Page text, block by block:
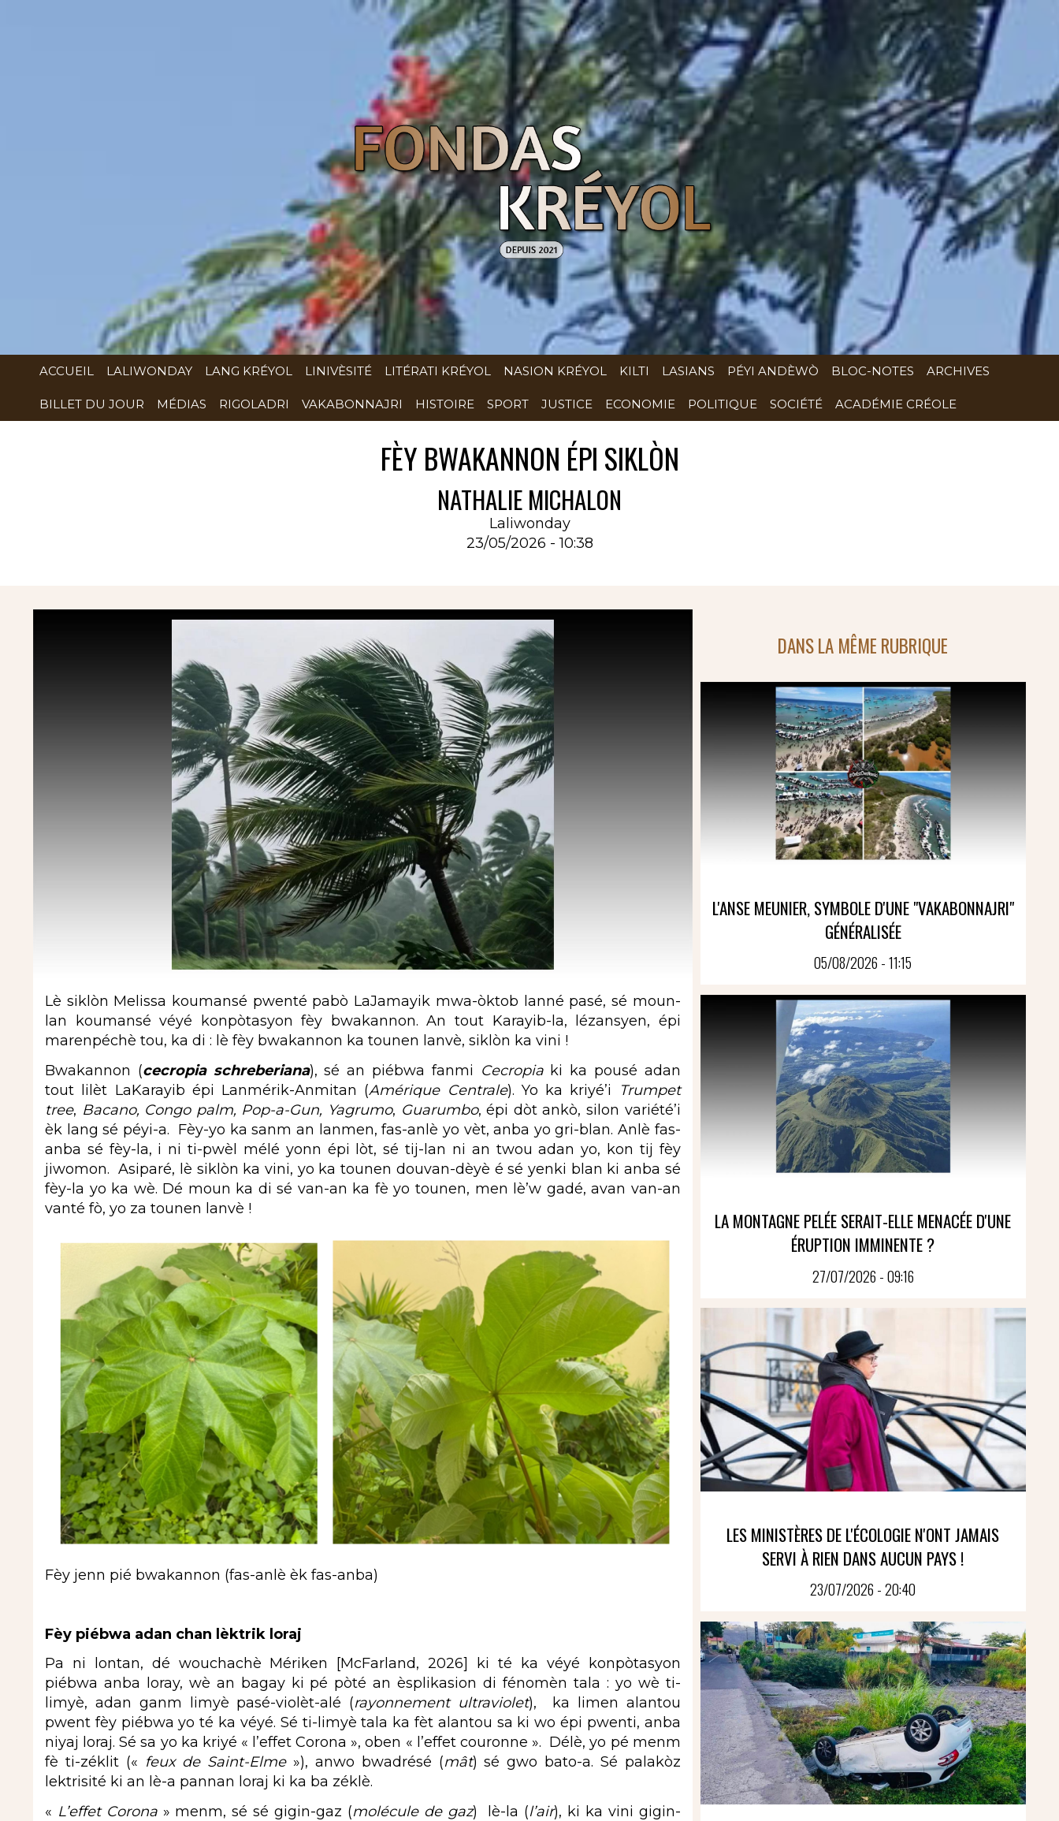
ACCUEIL LALIWONDAY LANG KRÉYOL LINIVÈSITÉ LITÉRATI KRÉYOL NASION KRÉYOL KILTI LASIANS PÉYI ANDÈWÒ BLOC-NOTES ARCHIVES
BILLET DU JOUR MÉDIAS RIGOLADRI VAKABONNAJRI HISTOIRE SPORT JUSTICE ECONOMIE POLITIQUE SOCIÉTÉ ACADÉMIE CRÉOLE
FÈY BWAKANNON ÉPI SIKLÒN
NATHALIE MICHALON
Laliwonday
23/05/2026 - 10:38
Lè siklòn Melissa koumansé pwenté pabò LaJamayik mwa-òktob lanné pasé, sé moun-
lan koumansé véyé konpòtasyon fèy bwakannon. An tout Karayib-la, lézansyen, épi
marenpéchè tou, ka di : lè fèy bwakannon ka tounen lanvè, siklòn ka vini !
Bwakannon (cecropia schreberiana), sé an piébwa fanmi Cecropiaki ka pousé adan
tout lilèt LaKarayib épi Lanmérik-Anmitan (Amérique Centrale). Yo ka kriyé’i
Trumpet
tree, Bacano, Congo palm, Pop-a-Gun, Yagrumo, Guarumbo, épi dòt ankò, silon variété’i
èk lang sé péyi-a. Fèy-yo ka sanm an lanmen, fas-anlè yo vèt, anba yo gri-blan. Anlè fas-
anba sé fèy-la, i ni ti-pwèl mélé yonn épi lòt, sé tij-lan ni an twou adan yo, kon tij fèy
jiwomon. Asiparé, lè siklòn ka vini, yo ka tounen douvan-dèyè é sé yenki blan ki anba sé
fèy-la yo ka wè. Dé moun ka di sé van-an ka fè yo tounen, men lè’w gadé, avan van-an
vanté fò, yo za tounen lanvè !
Fèy jenn pié bwakannon (fas-anlè èk fas-anba)
Fèy piébwa adan chan lèktrik loraj
Pa ni lontan, dé wouchachè Mériken [McFarland, 2026] ki té ka véyé konpòtasyon
piébwa anba loray, wè an bagay ki pé pòté an èsplikasion di fénomèn tala : yo wè ti-
limyè, adan ganm limyè pasé-violèt-alé (rayonnement ultraviolet), ka limen alantou
pwent fèy piébwa yo té ka véyé. Sé ti-limyè tala ka fèt alantou sa ki wo épi pwenti, anba
niyaj loraj. Sé sa yo ka kriyé « l’effet Corona », oben « l’effet couronne ». Délè, yo pé menm
fè ti-zéklit (« feux de Saint-Elme»), anwo bwadrésé (mât) sé gwo bato-a. Sé palakòz
lektrisité ki an lè-a pannan loraj ki ka ba zéklè.
« L’effet Corona» menm, sé sé gigin-gaz (molécule de gaz) lè-la (l’air), ki ka vini gigin-
DANS LA MÊME RUBRIQUE
L'ANSE MEUNIER, SYMBOLE D'UNE "VAKABONNAJRI"
GÉNÉRALISÉE
05/08/2026 - 11:15
LA MONTAGNE PELÉE SERAIT-ELLE MENACÉE D'UNE
ÉRUPTION IMMINENTE ?
27/07/2026 - 09:16
LES MINISTÈRES DE L'ÉCOLOGIE N'ONT JAMAIS
SERVI À RIEN DANS AUCUN PAYS !
23/07/2026 - 20:40